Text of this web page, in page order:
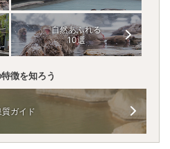
自然あふれる
10選
徴を知ろう
質ガイド